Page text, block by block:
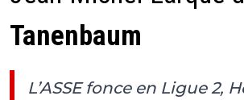
Tanenbaum
L’ASSE fonce en Ligue 2,